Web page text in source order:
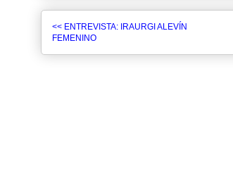
<< ENTREVISTA: IRAURGI ALEVÍN
FEMENINO